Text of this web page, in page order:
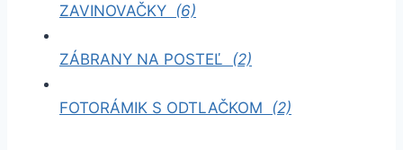
ZAVINOVAČKY (6)
ZÁBRANY NA POSTEĽ (2)
FOTORÁMIK S ODTLAČKOM (2)